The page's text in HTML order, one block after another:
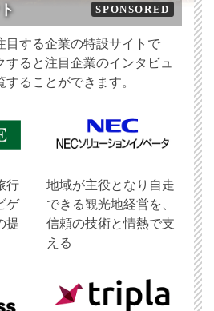
SPONSORED
目する企業の特設サイトで
すると注目企業のインタビュ
ることができます。
行
ゲ
提
地域が主役となり自走
できる観光地経営を、
信頼の技術と情熱で支
える